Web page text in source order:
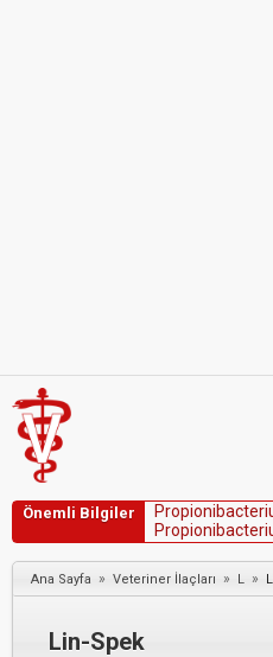
Önemli Bilgiler Propionibacteri
Propionibacteri
hipertermi,titre
reaksiyonlarmü
Ana Sayfa » Veteriner İlaçları » L »
Lin-Spek